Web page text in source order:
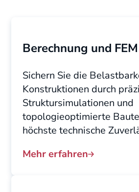
Berechnung und
Sichern Sie die
Konstruktionen durch
Struktursimulationen und
topologieoptimierte
höchste technische
Mehr erfahren